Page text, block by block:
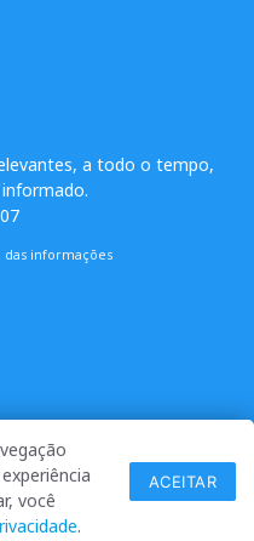
a todo o tempo,
das informações
Permitida a
as mídias e citada a fonte.
desenvolvido por ANSIM
você
.
ACEITAR